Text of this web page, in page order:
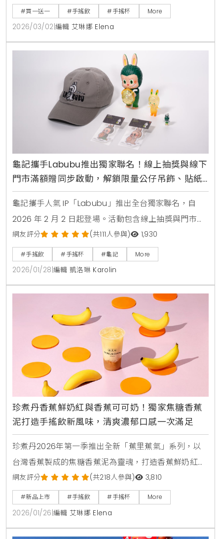
即可參加，快來掌握詳細優惠攻略，一起為台灣英雄加
油 。
#買一送一 #手搖飲 #手搖杯 More
2026/03/02 編輯 艾琳娜 Elena
龜記攜手Labubu推出獨家聯名！線上抽獎與線下
門市滿額贈同步啟動，解鎖限量公仔吊飾、貼紙
與專屬杯款設計
龜記攜手人氣 IP「Labubu」推出全台獨家聯名，自
2026 年 2 月 2 日起登場。活動包含線上抽獎與門市加
購，限量推出 18 公分公仔、吊飾、刺繡帽及專屬杯
身。結合龍家昇的潮玩藝術與龜記茶飲體驗，打造小人
物大生活的跨界宇宙。
網友評分 (共111人參與) 1,930
#手搖飲 #手搖杯 #龜記 More
2026/01/28 編輯 凱洛琳 Karolin
珍煮丹香蕉鮮奶紅與香蕉可可奶！獨家焦糖香蕉
泥打造手搖飲新風味，清爽濃郁口感一次滿足
珍煮丹2026年第一季推出全新「蕉里蕉氣」系列，以
台灣香蕉製成的焦糖香蕉泥為靈魂，打造香蕉鮮奶紅，
香蕉奶青與香蕉可可奶三款特色飲品。新品結合烏瓦錫
蘭紅茶與純可可鮮奶，呈現清爽與濃郁兼具的獨特風
味，全台門市同步上市。
網友評分 (共218人參與) 3,810
#新品上市 #手搖飲 #手搖杯 More
2026/01/26 編輯 艾琳娜 Elena